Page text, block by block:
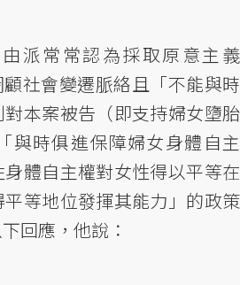
派常常認為採取原意主義
顧社會變遷脈絡且「不能與時
本案被告（即支持婦女墮胎
與時俱進保障婦女身體自主
體自主權對女性得以平等在
等地位發揮其能力」的政策
回應，他說：